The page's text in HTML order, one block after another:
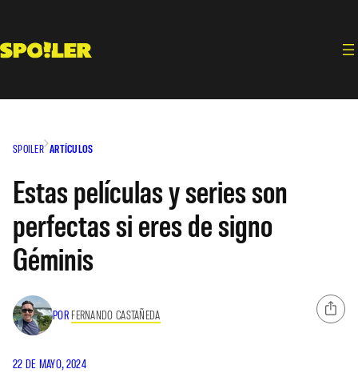
contenido
SPOILER ARTÍCULOS
Estas películas y series son
perfectas si eres de signo
Géminis
POR FERNANDO CASTAÑEDA
22 DE MAYO, 2024